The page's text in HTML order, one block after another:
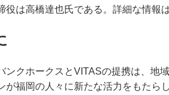
役は高橋達也氏である。詳細な情報
ンクホークスとVITASの提携は、地
が福岡の人々に新たな活力をもたら